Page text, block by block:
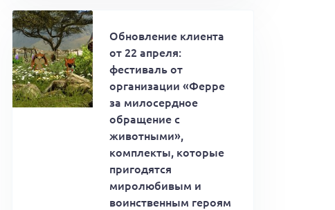
Обновление клиента
от 22 апреля:
фестиваль от
организации «Ферре
за милосердное
обращение с
животными»,
комплекты, которые
пригодятся
миролюбивым и
воинственным героям